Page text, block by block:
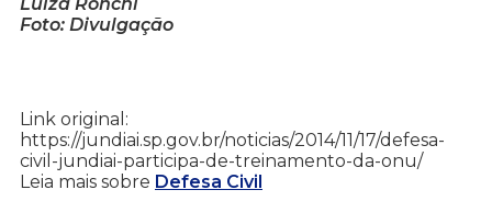
Foto: Divulgação
Link original:
https://jundiai.sp.gov.br/noticias/2014/11/17/defesa-
civil-jundiai-participa-de-treinamento-da-onu/
Leia mais sobre Defesa Civil